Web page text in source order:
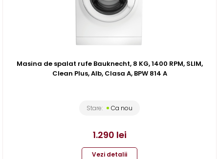
Masina de spalat rufe Bauknecht, 8 KG, 1400 RPM, SLIM,
Clean Plus, Alb, Clasa A, BPW 814 A
Stare: Ca nou
1.290 lei
Vezi detalii